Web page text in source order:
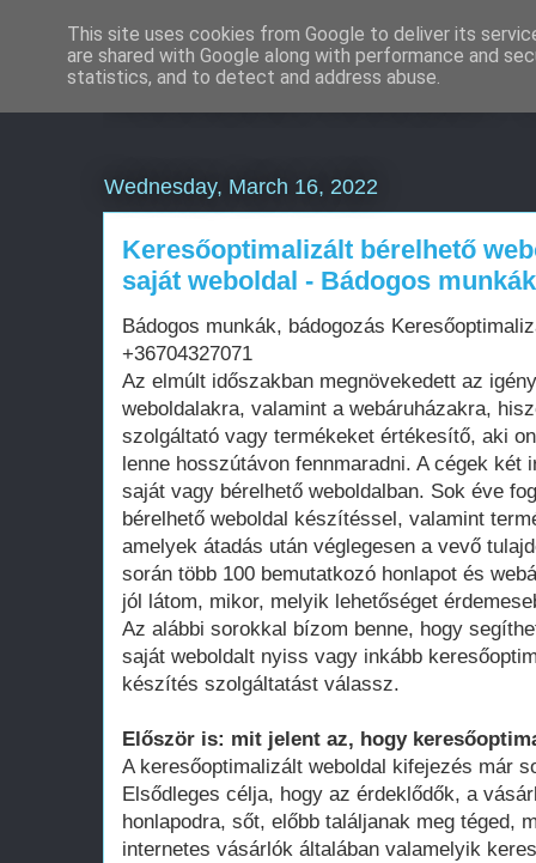
Weboldal készítés -
Wednesday, March 16, 2022
Keresőoptimalizált bérelhető
saját weboldal - Bádogos
Bádogos munkák, bádogozás
+36704327071
Az elmúlt időszakban megnövekedett az
weboldalakra, valamint a webáruházakra,
szolgáltató vagy termékeket értékesítő, aki
lenne hosszútávon fennmaradni. A cégek két
saját vagy bérelhető weboldalban. Sok éve
bérelhető weboldal készítéssel, valamint
amelyek átadás után véglegesen a vevő
során több 100 bemutatkozó honlapot és
jól látom, mikor, melyik lehetőséget
Az alábbi sorokkal bízom benne, hogy
saját weboldalt nyiss vagy inkább
készítés szolgáltatást válassz.
Először is: mit jelent az, hogy
A keresőoptimalizált weboldal kifejezés már
Elsődleges célja, hogy az érdeklődők, a
honlapodra, sőt, előbb találjanak meg téged,
internetes vásárlók általában valamelyik
This site uses cookies from Google to deliver its
are shared with Google along with performance and
statistics, and to detect and address abuse.